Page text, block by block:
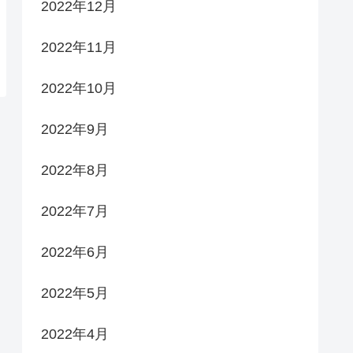
2022年12月
2022年11月
2022年10月
2022年9月
2022年8月
2022年7月
2022年6月
2022年5月
2022年4月